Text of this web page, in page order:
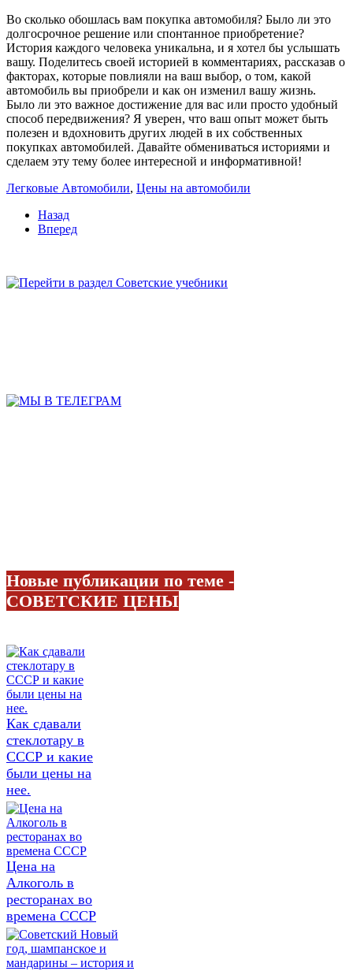
Во сколько обошлась вам покупка автомобиля? Было ли это
долгосрочное решение или спонтанное приобретение?
История каждого человека уникальна, и я хотел бы услышать
вашу. Поделитесь своей историей в комментариях, рассказав о
факторах, которые повлияли на ваш выбор, о том, какой
автомобиль вы приобрели и как он изменил вашу жизнь.
Было ли это важное достижение для вас или просто удобный
способ передвижения? Я уверен, что ваш опыт может быть
полезен и вдохновить других людей в их собственных
покупках автомобилей. Давайте обмениваться историями и
сделаем эту тему более интересной и информативной!
Легковые Автомобили, Цены на автомобили
Назад
Вперед
Новые публикации по теме -
СОВЕТСКИЕ ЦЕНЫ
Как сдавали
стеклотару в
СССР и какие
были цены на
нее.
Цена на
Алкоголь в
ресторанах во
времена СССР